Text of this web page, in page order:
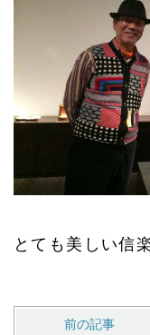
とても美しい信
前の記事